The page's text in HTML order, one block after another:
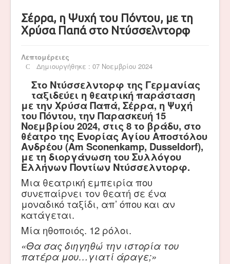
Σέρρα, η Ψυχή του Πόντου, με τη
Χρύσα Παπά στο Ντύσσελντορφ
Λεπτομέρειες
Δημιουργήθηκε : 07 Νοεμβρίου 2024
Στο Ντύσσελντορφ της Γερμανίας
ταξιδεύει η θεατρική παράσταση
με την Χρύσα Παπά, Σέρρα, η Ψυχή
του Πόντου, την Παρασκευή 15
Νοεμβρίου 2024, στις 8 το βράδυ, στο
θέατρο της Ενορίας Αγίου Αποστόλου
Ανδρέου (Am Sconenkamp, Dusseldorf),
με τη διοργάνωση του Συλλόγου
Ελλήνων Ποντίων Ντύσσελντορφ.
Μια θεατρική εμπειρία που
συνεπαίρνει τον θεατή σε ένα
μοναδικό ταξίδι, απ’ όπου και αν
κατάγεται.
Μία ηθοποιός. 12 ρόλοι.
«Θα σας διηγηθώ την ιστορία του
πατέρα μου…γιατί άραγε;»